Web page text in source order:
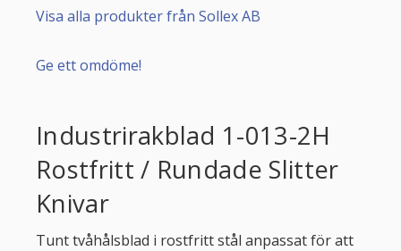
Visa alla produkter från Sollex AB
Ge ett omdöme!
Industrirakblad 1-013-2H
Rostfritt / Rundade Slitter
Knivar
Tunt tvåhålsblad i rostfritt stål anpassat för att